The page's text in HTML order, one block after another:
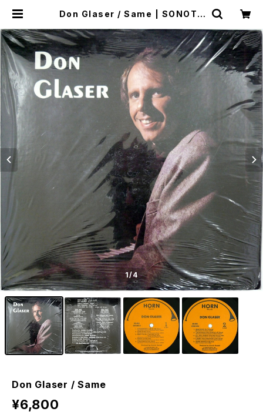
Don Glaser / Same | SONOTA
1/4
Don Glaser / Same
¥6,800